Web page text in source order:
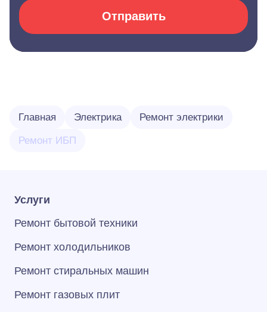
Отправить
Главная Электрика Ремонт электрики
Ремонт ИБП
Услуги
Ремонт бытовой техники
Ремонт холодильников
Ремонт стиральных машин
Ремонт газовых плит